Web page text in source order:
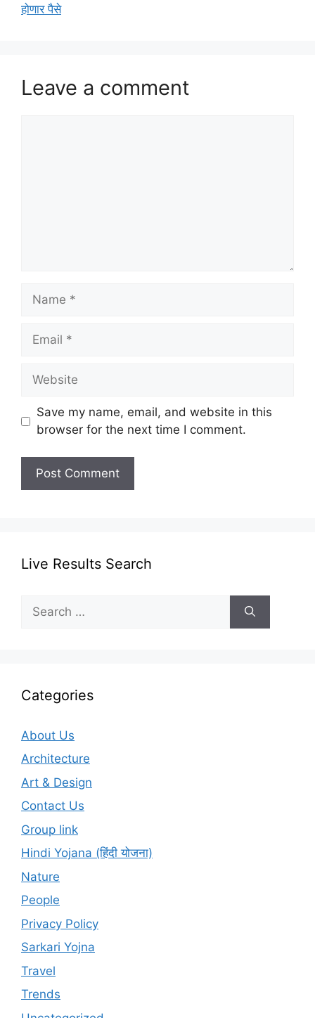
होणार पैसे
Leave a comment
Name
Email
Website
Save my name, email, and website in this
browser for the next time I comment.
Live Results Search
for:
Categories
About Us
Architecture
Art & Design
Contact Us
Group link
Hindi Yojana (हिंदी योजना)
Nature
People
Privacy Policy
Sarkari Yojna
Travel
Trends